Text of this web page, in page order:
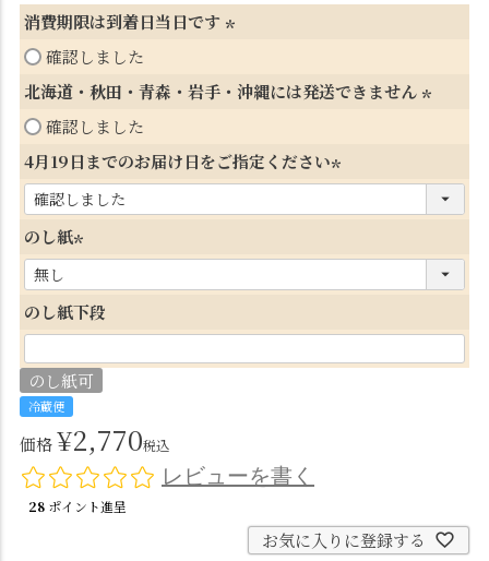
消費期限は到着日当日です
必
確認しました
北海道・秋田・青森・岩手・沖縄には発送できません
確認しました
4月19日までのお届け日をご指定ください
必
のし紙
必
須
のし紙下段
のし紙可
冷蔵便
価格¥2,770税込
レビューを書く
28 ポイント進呈
お気に入りに登録する